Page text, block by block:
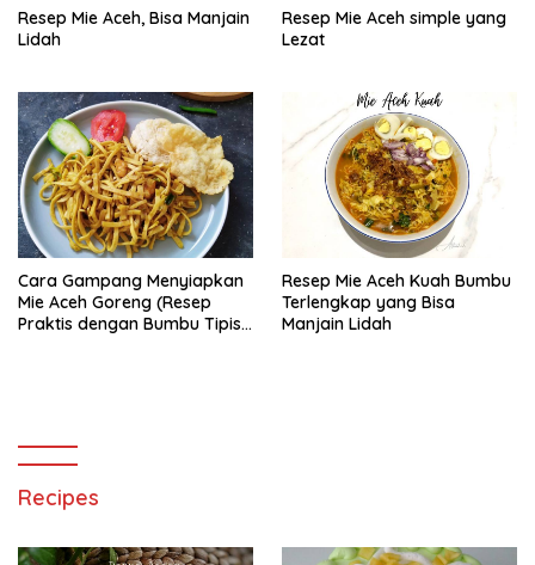
Resep Mie Aceh, Bisa Manjain
Lidah
Resep Mie Aceh simple yang
Lezat
Cara Gampang Menyiapkan
Mie Aceh Goreng (Resep
Praktis dengan Bumbu Tipis),
Resep Mie Aceh Kuah Bumbu
Terlengkap yang Bisa
Manjain Lidah
Recipes